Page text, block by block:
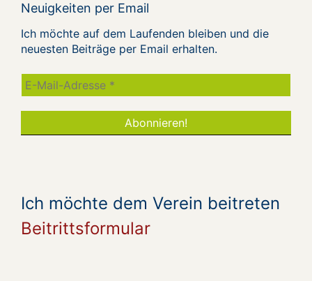
Neuigkeiten per Email
Ich möchte auf dem Laufenden bleiben und die
neuesten Beiträge per Email erhalten.
Ich möchte dem Verein beitreten
Beitrittsformular